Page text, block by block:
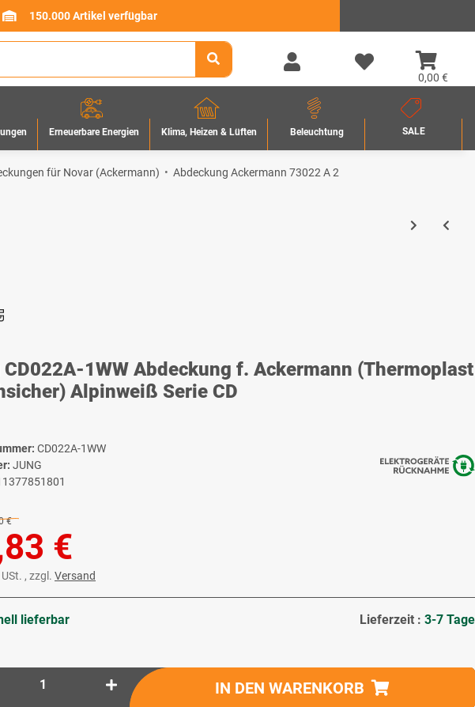
150.000 Artikel verfügbar
0,00 €
Erneuerbare Energien Klima, Heizen & Lüften Beleuchtung SALE
für Novar (Ackermann)
Abdeckung Ackermann 73022 A 2
1WW Abdeckung f. Ackermann (Thermoplast
Alpinweiß Serie CD
CD022A-1WW
JUNG
€
€
, zzgl. Versand
lieferbar Lieferzeit : 3-7 Tage
IN DEN WARENKORB